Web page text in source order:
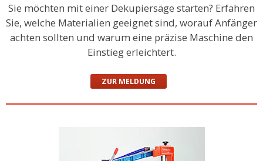
Sie möchten mit einer Dekupiersäge starten? Erfahren
Sie, welche Materialien geeignet sind, worauf Anfänger
achten sollten und warum eine präzise Maschine den
Einstieg erleichtert.
ZUR MELDUNG